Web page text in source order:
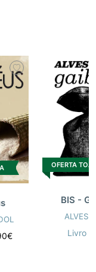
OFERTA
BIS -
ALVES
Livro